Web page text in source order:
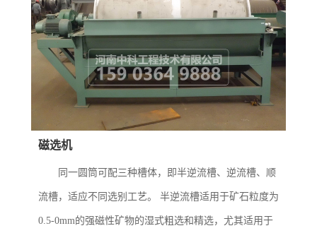
磁选机
同一圆筒可配三种槽体，即半逆流槽、逆流槽、顺
流槽，适应不同选别工艺。 半逆流槽适用于矿石粒度为
0.5-0mm的强磁性矿物的湿式粗选和精选，尤其适用于